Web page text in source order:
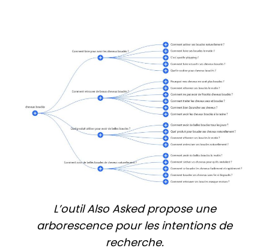
L’outil Also Asked propose une
arborescence pour les intentions de
recherche.